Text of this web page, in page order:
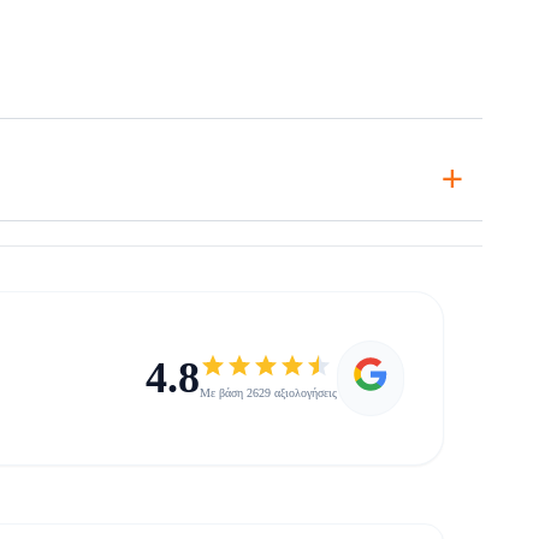
+
4.8Με βάση 2629 αξιολογήσεις